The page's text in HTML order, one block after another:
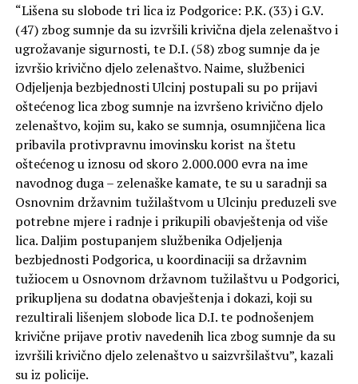
“Lišena su slobode tri lica iz Podgorice: P.K. (33) i G.V.
(47) zbog sumnje da su izvršili krivična djela zelenaštvo i
ugrožavanje sigurnosti, te D.I. (58) zbog sumnje da je
izvršio krivično djelo zelenaštvo. Naime, službenici
Odjeljenja bezbjednosti Ulcinj postupali su po prijavi
oštećenog lica zbog sumnje na izvršeno krivično djelo
zelenaštvo, kojim su, kako se sumnja, osumnjičena lica
pribavila protivpravnu imovinsku korist na štetu
oštećenog u iznosu od skoro 2.000.000 evra na ime
navodnog duga – zelenaške kamate, te su u saradnji sa
Osnovnim državnim tužilaštvom u Ulcinju preduzeli sve
potrebne mjere i radnje i prikupili obavještenja od više
lica. Daljim postupanjem službenika Odjeljenja
bezbjednosti Podgorica, u koordinaciji sa državnim
tužiocem u Osnovnom državnom tužilaštvu u Podgorici,
prikupljena su dodatna obavještenja i dokazi, koji su
rezultirali lišenjem slobode lica D.I. te podnošenjem
krivične prijave protiv navedenih lica zbog sumnje da su
izvršili krivično djelo zelenaštvo u saizvršilaštvu”, kazali
su iz policije.